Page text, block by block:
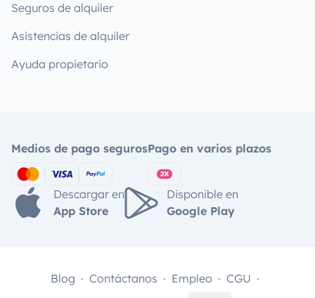
Seguros de alquiler
Asistencias de alquiler
Ayuda propietario
Medios de pago segurosPago en varios plazos
Descargar en
App Store
Disponible en
Google Play
Blog Contáctanos Empleo CGU